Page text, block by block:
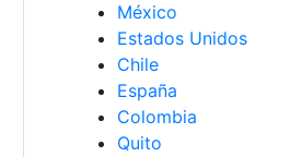
México
Estados Unidos
Chile
España
Colombia
Quito